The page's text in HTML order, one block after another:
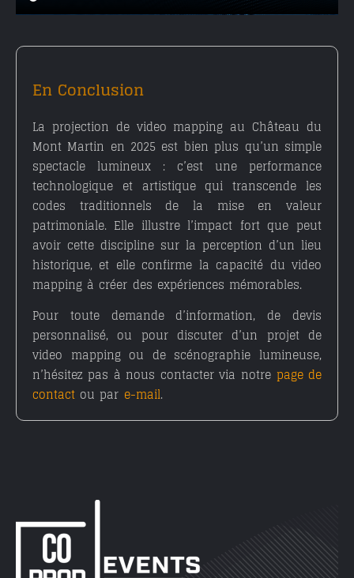
En Conclusion
La projection de video mapping au Château du
Mont Martin en 2025 est bien plus qu’un simple
spectacle lumineux : c’est une performance
technologique et artistique qui transcende les
codes traditionnels de la mise en valeur
patrimoniale. Elle illustre l’impact fort que peut
avoir cette discipline sur la perception d’un lieu
historique, et elle confirme la capacité du video
mapping à créer des expériences mémorables.
Pour toute demande d’information, de devis
personnalisé, ou pour discuter d’un projet de
video mapping ou de scénographie lumineuse,
n’hésitez pas à nous contacter via notre page de
contact ou par e-mail.